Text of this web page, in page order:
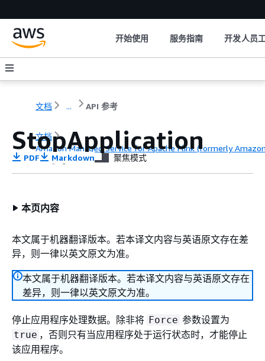
开始使用 服务指南 开发人员
文档 ... API 参考
文档
Amazon Managed Service for Apache Flink (formerly
API 参考
StopApplication
PDF Markdown 聚焦模式
本页内容
本文属于机器翻译版本。若本译文内容与英语原文存在差
异，则一律以英文原文为准。
本文属于机器翻译版本。若本译文内容与英语原文存在
差异，则一律以英文原文为准。
停止应用程序处理数据。除非将 Force 参数设置为
true ，否则只有当应用程序处于运行状态时，才能停止
该应用程序。